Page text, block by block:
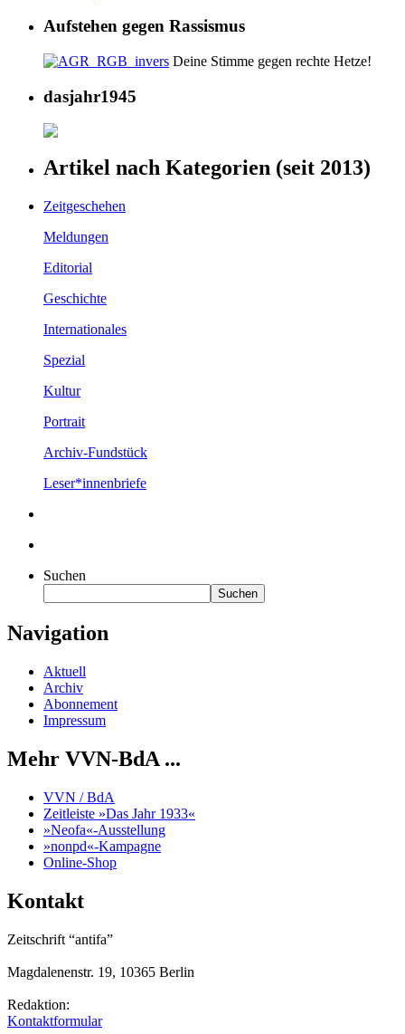
Aufstehen gegen Rassismus
Deine Stimme gegen rechte Hetze!
dasjahr1945
Artikel nach Kategorien (seit 2013)
Zeitgeschehen
Meldungen
Editorial
Geschichte
Internationales
Spezial
Kultur
Portrait
Archiv-Fundstück
Leser*innenbriefe
Suchen
Suchen
Navigation
Aktuell
Archiv
Abonnement
Impressum
Mehr VVN-BdA ...
VVN / BdA
Zeitleiste »Das Jahr 1933«
»Neofa«-Ausstellung
»nonpd«-Kampagne
Online-Shop
Kontakt
Zeitschrift “antifa”
Magdalenenstr. 19, 10365 Berlin
Redaktion:
Kontaktformular